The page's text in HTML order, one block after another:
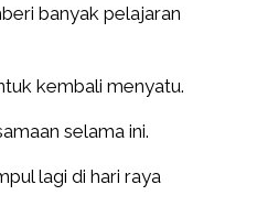
banyak pelajaran
kembali menyatu.
selama ini.
lagi di hari raya